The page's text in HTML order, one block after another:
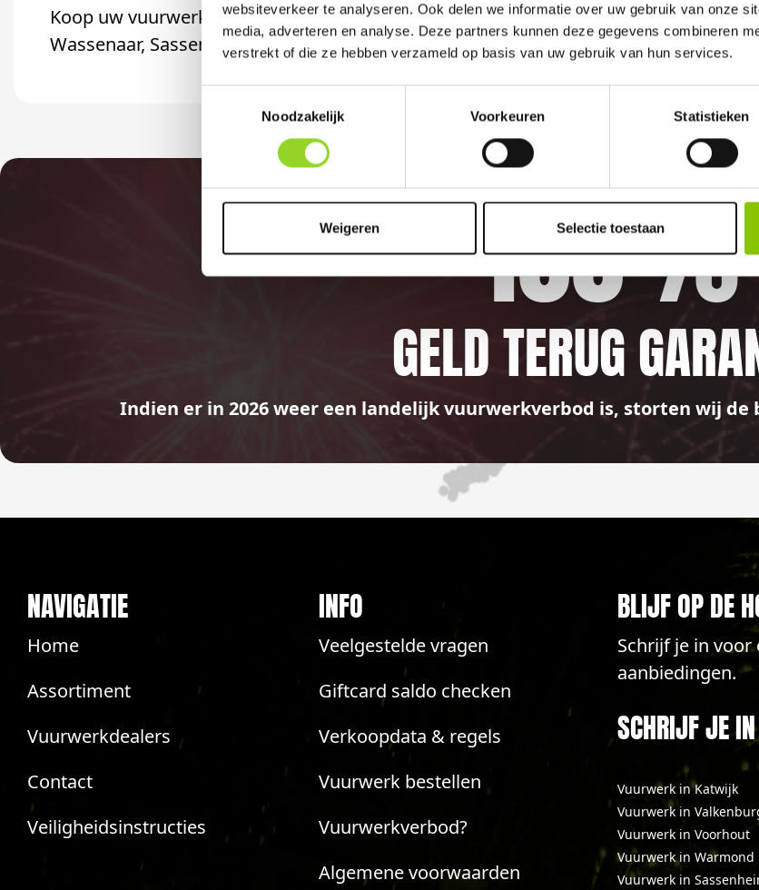
websiteverkeer te analyseren. Ook delen we informatie over uw gebruik van onze
media, adverteren en analyse. Deze partners kunnen deze gegevens combineren
verstrekt of die ze hebben verzameld op basis van uw gebruik van hun services.
Noodzakelijk
Voorkeuren Statistieken
Weigeren Selectie toestaan
Koop uw vuurwerk dan bij Tuincentrum De Uiver in Katwijk. U bent van harte
Wassenaar, Sassenheim of Leiden komt.
100%
GELD TERUG
Indien er in 2026 weer een landelijk vuurwerkverbod is, storten wij
NAVIGATIE
Home
Assortiment
Vuurwerkdealers
Contact
Veiligheidsinstructies
INFO
Veelgestelde vragen
Giftcard saldo checken
Verkoopdata & regels
Vuurwerk bestellen
Vuurwerkverbod?
Algemene voorwaarden
BLIJF OP DE
Schrijf je in
aanbiedingen.
SCHRIJF JE IN
Vuurwerk in Katwijk
Vuurwerk in
Vuurwerk in Voorhout
Vuurwerk in Warmond
Vuurwerk in